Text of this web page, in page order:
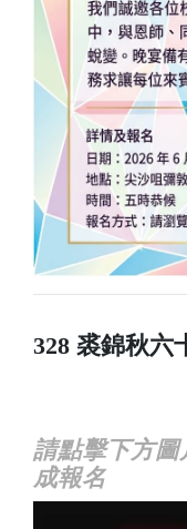
328 裘錦秋六
請點擊下方圖
成報名